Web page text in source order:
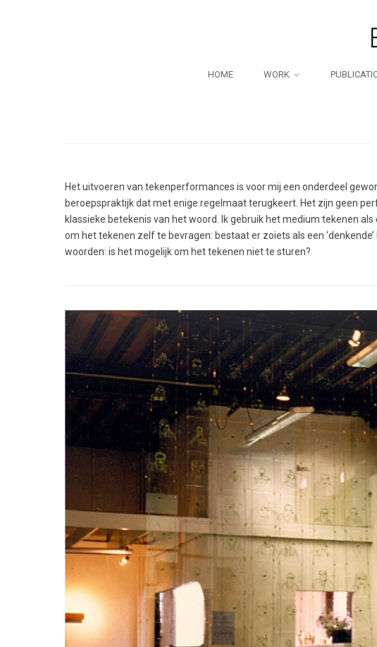
HOME WORK
Het uitvoeren van tekenperformances is voor mij een onderdeel
beroepspraktijk dat met enige regelmaat terugkeert. Het zijn geen
klassieke betekenis van het woord. Ik gebruik het medium tekenen
om het tekenen zelf te bevragen: bestaat er zoiets als een
woorden: is het mogelijk om het tekenen niet te sturen?